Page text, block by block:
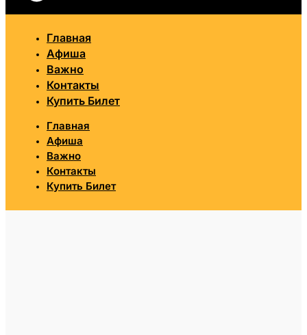
Главная
Афиша
Важно
Контакты
Купить Билет
Главная
Афиша
Важно
Контакты
Купить Билет